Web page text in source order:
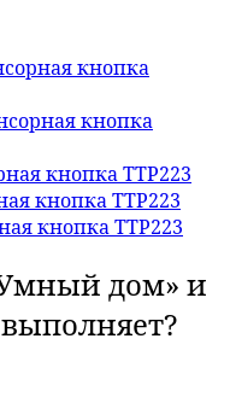
кнопка
кнопка
кнопка TTP223
кнопка TTP223
кнопка TTP223
дом» и